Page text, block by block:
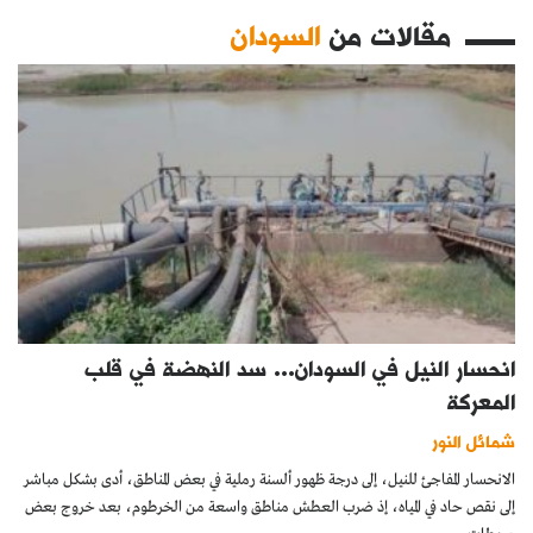
مقالات منالسودان
انحسار النيل في السودان… سد النهضة في قلب
المعركة
شمائل النور
الانحسار المفاجئ للنيل، إلى درجة ظهور ألسنة رملية في بعض المناطق، أدى بشكل مباشر
إلى نقص حاد في المياه، إذ ضرب العطش مناطق واسعة من الخرطوم، بعد خروج بعض